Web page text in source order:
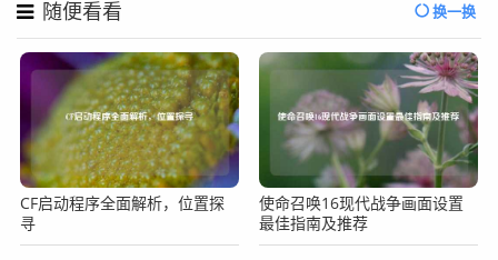
随便看看 换一换
CF启动程序全面解析，位置探
寻
使命召唤16现代战争画面设置
最佳指南及推荐